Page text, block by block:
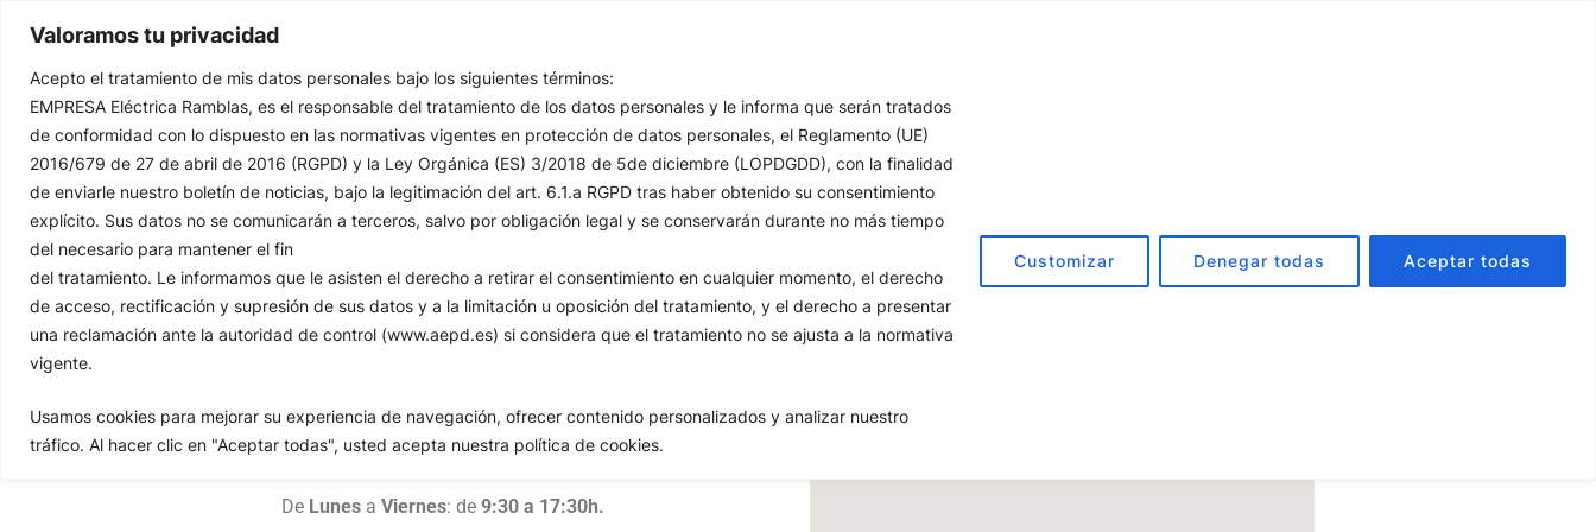
Valoramos tu privacidad
Acepto el tratamiento de mis datos personales bajo los siguientes términos:
EMPRESA Eléctrica Ramblas, es el responsable del tratamiento de los datos personales y le informa que serán tratados
de conformidad con lo dispuesto en las normativas vigentes en protección de datos personales, el Reglamento (UE)
2016/679 de 27 de abril de 2016 (RGPD) y la Ley Orgánica (ES) 3/2018 de 5de diciembre (LOPDGDD), con la finalidad
de enviarle nuestro boletín de noticias, bajo la legitimación del art. 6.1.a RGPD tras haber obtenido su consentimiento
explícito. Sus datos no se comunicarán a terceros, salvo por obligación legal y se conservarán durante no más tiempo
del necesario para mantener el fin
del tratamiento. Le informamos que le asisten el derecho a retirar el consentimiento en cualquier momento, el derecho
de acceso, rectificación y supresión de sus datos y a la limitación u oposición del tratamiento, y el derecho a presentar
una reclamación ante la autoridad de control (www.aepd.es) si considera que el tratamiento no se ajusta a la normativa
vigente.
Usamos cookies para mejorar su experiencia de navegación, ofrecer contenido personalizados y analizar nuestro
tráfico. Al hacer clic en "Aceptar todas", usted acepta nuestra política de cookies.
Customizar Denegar todas Aceptar todas
Ubicación
Dentro de nuestro horario:
De Lunes a Viernes: de 9:30 a 17:30h.